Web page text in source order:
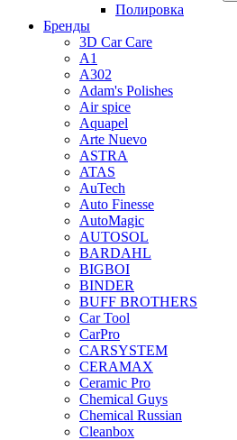
Полировка
Бренды
3D Car Care
A1
A302
Adam's Polishes
Air spice
Aquapel
Arte Nuevo
ASTRA
ATAS
AuTech
Auto Finesse
AutoMagic
AUTOSOL
BARDAHL
BIGBOI
BINDER
BUFF BROTHERS
Car Tool
CarPro
CARSYSTEM
CERAMAX
Ceramic Pro
Chemical Guys
Chemical Russian
Cleanbox